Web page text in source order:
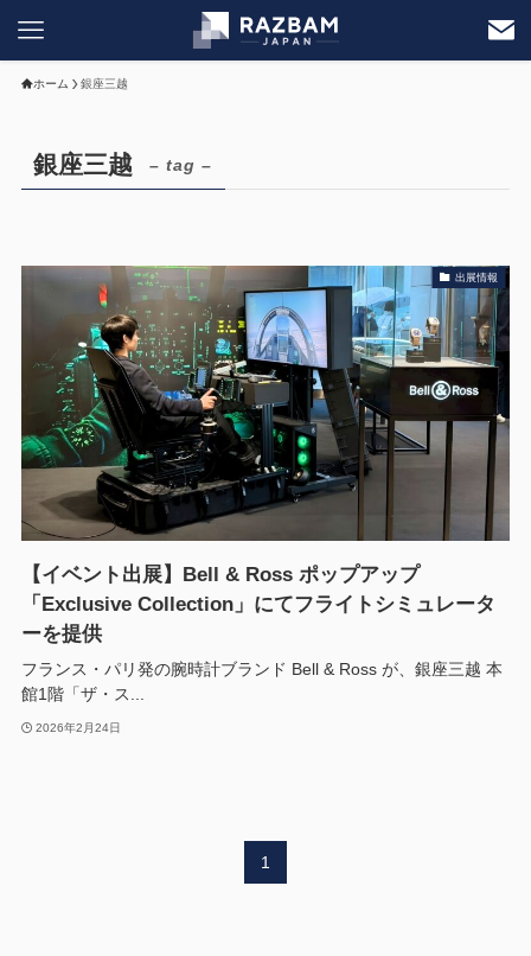
ホーム 銀座三越
銀座三越 – tag –
出展情報
【イベント出展】Bell & Ross ポップアップ
「Exclusive Collection」にてフライトシミュレータ
ーを提供
フランス・パリ発の腕時計ブランド Bell & Ross が、銀座三越 本
館1階「ザ・ス...
2026年2月24日
1